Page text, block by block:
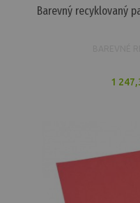
Barevný recyklovaný
1